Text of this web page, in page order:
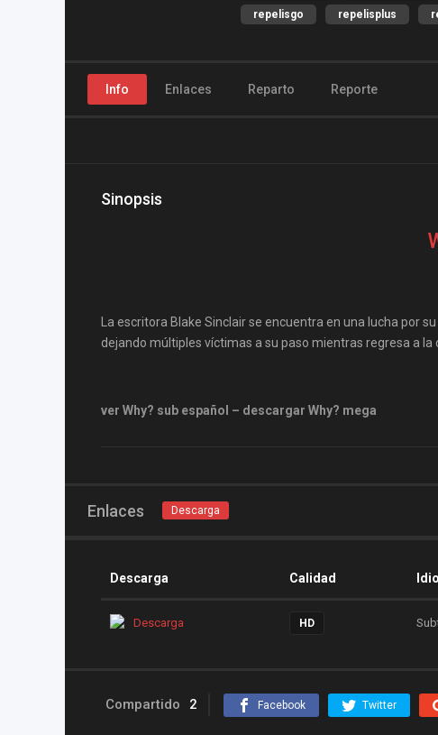
repelisgo repelisplus
Info Enlaces Reparto Reporte
Sinopsis
La escritora Blake Sinclair se encuentra en una lucha por
dejando múltiples víctimas a su paso mientras regresa a la
ver Why? sub español – descargar Why? mega
Enlaces Descarga
Descarga Calidad
Descarga HD
Compartido 2 Facebook Twitter